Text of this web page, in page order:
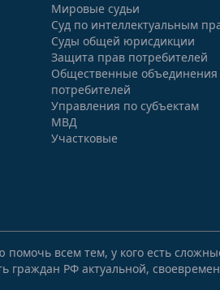
Мировые судьи
Суд по интеллектуальным
Суды общей юрисдикции
Защита прав потребителей
Общественные объединения
потребителей
Управления по субъектам
МВД
Участковые
всем тем, у кого есть
РФ актуальной,